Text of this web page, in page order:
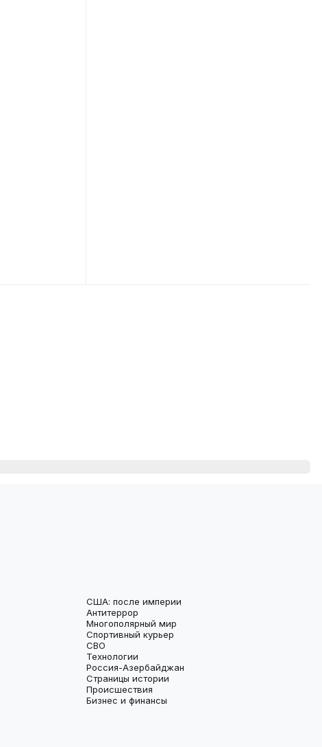
США: после империи
Антитеррор
Многополярный мир
Спортивный курьер
СВО
Технологии
Россия-Азербайджан
Страницы истории
Происшествия
Бизнес и финансы